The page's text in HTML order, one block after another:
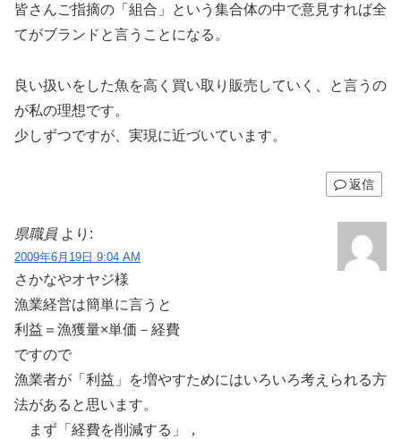
皆さんご指摘の「組合」という集合体の中で意見すれば全
てがブランドと言うことになる。
良い扱いをした魚を高く買い取り販売していく、と言うの
が私の理想です。
少しずつですが、実現に近づいています。
返信
県職員 より:
2009年6月19日 9:04 AM
さかなやオヤジ様
漁業経営は簡単に言うと
利益＝漁獲量×単価－経費
ですので
漁業者が「利益」を増やすためにはいろいろ考えられる方
法があると思います。
まず「経費を削減する」，